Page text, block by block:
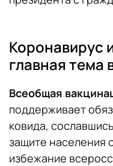
Коронавирус
главная тема
Всеобщая
поддерживает
ковида,
защите населения
избежание